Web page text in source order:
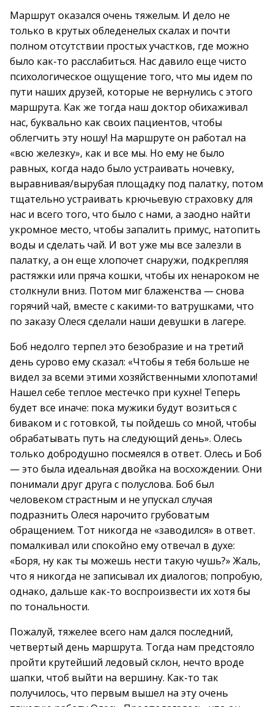
Маршрут оказался очень тяжелым. И дело не
только в крутых обледенелых скалах и почти
полном отсутствии простых участков, где можно
было как-то расслабиться. Нас давило еще чисто
психологическое ощущение того, что мы идем по
пути наших друзей, которые не вернулись с этого
маршрута. Как же тогда наш доктор обихаживал
нас, буквально как своих пациентов, чтобы
облегчить эту ношу! На маршруте он работал на
«всю железку», как и все мы. Но ему не было
равных, когда надо было устраивать ночевку,
выравнивая/вырубая площадку под палатку, потом
тщательно устраивать крючьевую страховку для
нас и всего того, что было с нами, а заодно найти
укромное место, чтобы запалить примус, натопить
воды и сделать чай. И вот уже мы все залезли в
палатку, а он еще хлопочет снаружи, подкрепляя
растяжки или пряча кошки, чтобы их ненароком не
столкнули вниз. Потом миг блаженства — снова
горячий чай, вместе с какими-то ватрушками, что
по заказу Олеся сделали наши девушки в лагере.
Боб недолго терпел это безобразие и на третий
день сурово ему сказал: «Чтобы я тебя больше не
видел за всеми этими хозяйственными хлопотами!
Нашел себе теплое местечко при кухне! Теперь
будет все иначе: пока мужики будут возиться с
биваком и с готовкой, ты пойдешь со мной, чтобы
обрабатывать путь на следующий день». Олесь
только добродушно посмеялся в ответ. Олесь и Боб
— это была идеальная двойка на восхождении. Они
понимали друг друга с полуслова. Боб был
человеком страстным и не упускал случая
подразнить Олеся нарочито грубоватым
обращением. Тот никогда не «заводился» в ответ.
помалкивал или спокойно ему отвечал в духе:
«Боря, ну как ты можешь нести такую чушь?» Жаль,
что я никогда не записывал их диалогов; попробую,
однако, дальше как-то воспроизвести их хотя бы
по тональности.
Пожалуй, тяжелее всего нам дался последний,
четвертый день маршрута. Тогда нам предстояло
пройти крутейший ледовый склон, нечто вроде
шапки, чтоб выйти на вершину. Как-то так
получилось, что первым вышел на эту очень